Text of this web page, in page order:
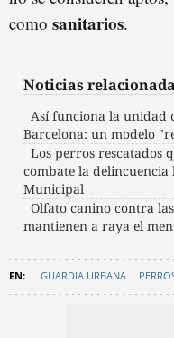
como sanitarios.
Noticias
Así funciona la unidad
Barcelona: un modelo
Los perros rescatados
combate la
Municipal
Olfato canino contra
mantienen a raya el
GUARDIA URBANA